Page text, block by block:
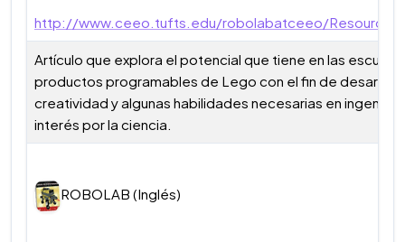
http://www.ceeo.tufts.edu/robolabatceeo/Resources/
Artículo que explora el potencial que tiene en las
productos programables de Lego con el fin de
creatividad y algunas habilidades necesarias en
interés por la ciencia.
ROBOLAB (Inglés)